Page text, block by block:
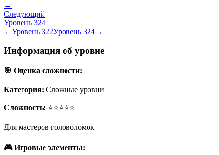
→
Следующий
Уровень 324
←Уровень 322Уровень 324→
Информация об уровне
🎯 Оценка сложности:
Категория: Сложные уровни
Сложность: ⭐⭐⭐⭐⭐
Для мастеров головоломок
🎮 Игровые элементы: